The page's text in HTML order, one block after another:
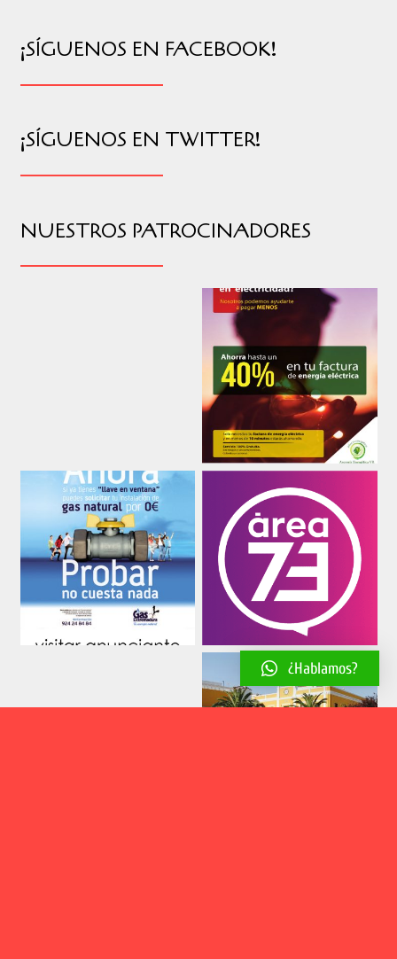
¡SÍGUENOS EN FACEBOOK!
¡SÍGUENOS EN TWITTER!
NUESTROS PATROCINADORES
¿Hablamos?